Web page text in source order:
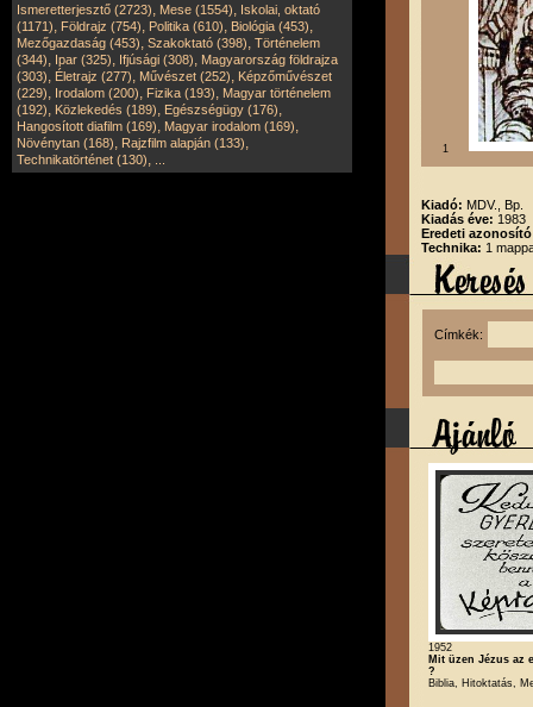
Ismeretterjesztő (2723), Mese (1554), Iskolai, oktató
(1171), Földrajz (754), Politika (610), Biológia (453),
Mezőgazdaság (453), Szakoktató (398), Történelem
(344), Ipar (325), Ifjúsági (308), Magyarország földrajza
(303), Életrajz (277), Művészet (252), Képzőművészet
(229), Irodalom (200), Fizika (193), Magyar történelem
(192), Közlekedés (189), Egészségügy (176),
Hangosított diafilm (169), Magyar irodalom (169),
Növénytan (168), Rajzfilm alapján (133),
Technikatörténet (130),
1
Kiadó: MDV., Bp.
Kiadás éve: 1983
Eredeti
Technika: 1
Címkék:
1952
Mit üzen Jézus az
?
Biblia, Hitoktatás,